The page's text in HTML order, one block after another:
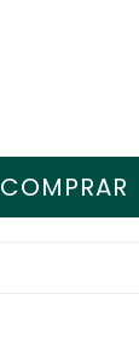
COMPRAR